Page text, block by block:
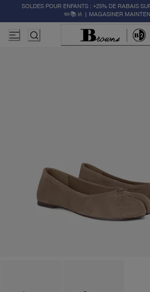
SOLDES POUR ENFANTS : +25% DE RABAIS
✏️📚🚸 | MAGASINER